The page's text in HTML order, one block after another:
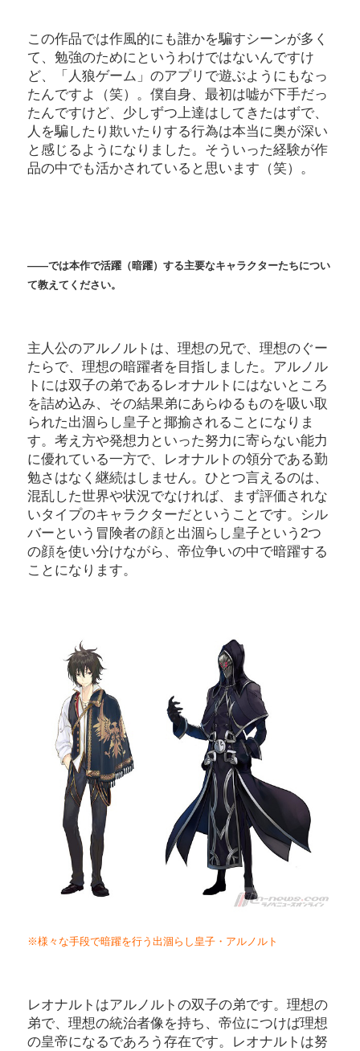
この作品では作風的にも誰かを騙すシーンが多く
て、勉強のためにというわけではないんですけ
ど、「人狼ゲーム」のアプリで遊ぶようにもなっ
たんですよ（笑）。僕自身、最初は嘘が下手だっ
たんですけど、少しずつ上達はしてきたはずで、
人を騙したり欺いたりする行為は本当に奥が深い
と感じるようになりました。そういった経験が作
品の中でも活かされていると思います（笑）。
――では本作で活躍（暗躍）する主要なキャラクターたちについ
て教えてください。
主人公のアルノルトは、理想の兄で、理想のぐー
たらで、理想の暗躍者を目指しました。アルノル
トには双子の弟であるレオナルトにはないところ
を詰め込み、その結果弟にあらゆるものを吸い取
られた出涸らし皇子と揶揄されることになりま
す。考え方や発想力といった努力に寄らない能力
に優れている一方で、レオナルトの領分である勤
勉さはなく継続はしません。ひとつ言えるのは、
混乱した世界や状況でなければ、まず評価されな
いタイプのキャラクターだということです。シル
バーという冒険者の顔と出涸らし皇子という2つ
の顔を使い分けながら、帝位争いの中で暗躍する
ことになります。
※様々な手段で暗躍を行う出涸らし皇子・アルノルト
レオナルトはアルノルトの双子の弟です。理想の
弟で、理想の統治者像を持ち、帝位につけば理想
の皇帝になるであろう存在です。レオナルトは努